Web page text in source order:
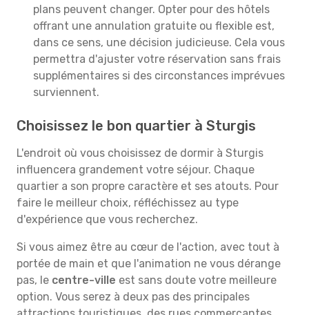
plans peuvent changer. Opter pour des hôtels
offrant une annulation gratuite ou flexible est,
dans ce sens, une décision judicieuse. Cela vous
permettra d'ajuster votre réservation sans frais
supplémentaires si des circonstances imprévues
surviennent.
Choisissez le bon quartier à Sturgis
L'endroit où vous choisissez de dormir à Sturgis
influencera grandement votre séjour. Chaque
quartier a son propre caractère et ses atouts. Pour
faire le meilleur choix, réfléchissez au type
d'expérience que vous recherchez.
Si vous aimez être au cœur de l'action, avec tout à
portée de main et que l'animation ne vous dérange
pas, le centre-ville est sans doute votre meilleure
option. Vous serez à deux pas des principales